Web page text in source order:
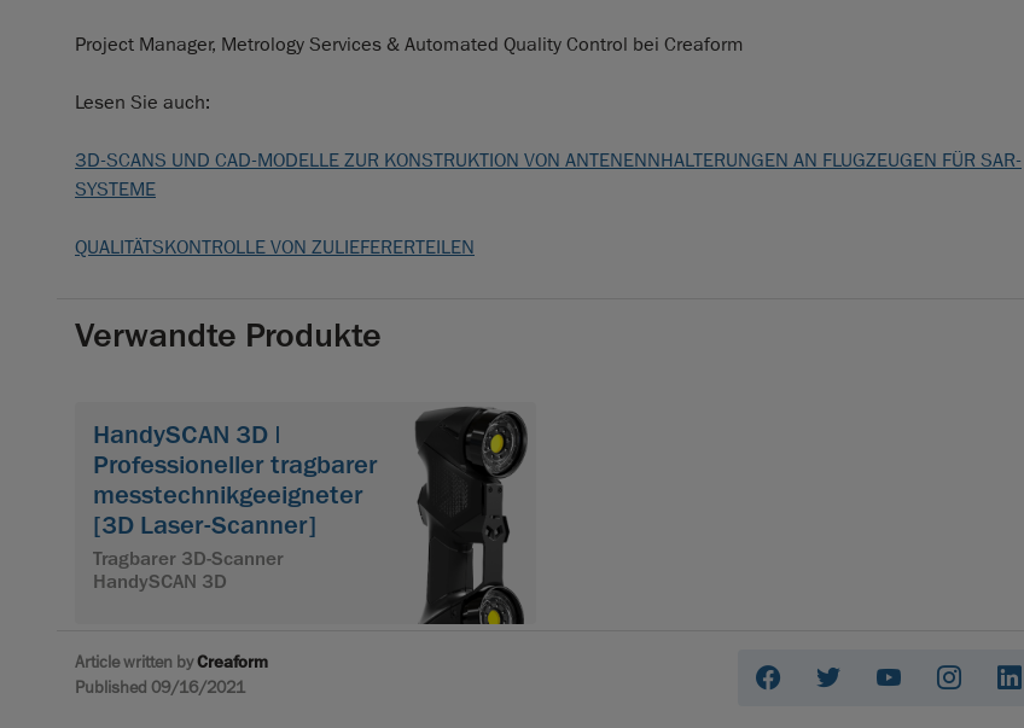
Project Manager, Metrology Services & Automated Quality Control bei Creaform
Lesen Sie auch:
3D-SCANS UND CAD-MODELLE ZUR KONSTRUKTION VON ANTENENNHALTERUNGEN AN FLUGZEUGEN FÜR SAR-
SYSTEME
QUALITÄTSKONTROLLE VON ZULIEFERERTEILEN
Verwandte Produkte
HandySCAN 3D |
Professioneller tragbarer
messtechnikgeeigneter
[3D Laser-Scanner]
Tragbarer 3D-Scanner
HandySCAN 3D
Article written byCreaform
Published 09/16/2021